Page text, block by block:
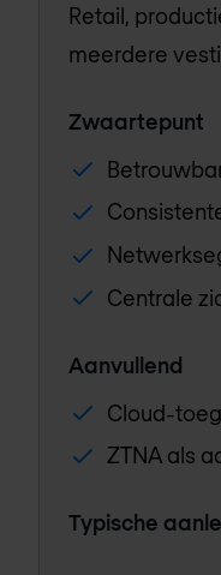
Retail,
meerdere
Zwaartepunt
Centrale
Aanvullend
Cloud-
ZTNA als
Typische